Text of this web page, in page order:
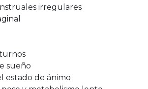
irregulares
sueño
estado de ánimo